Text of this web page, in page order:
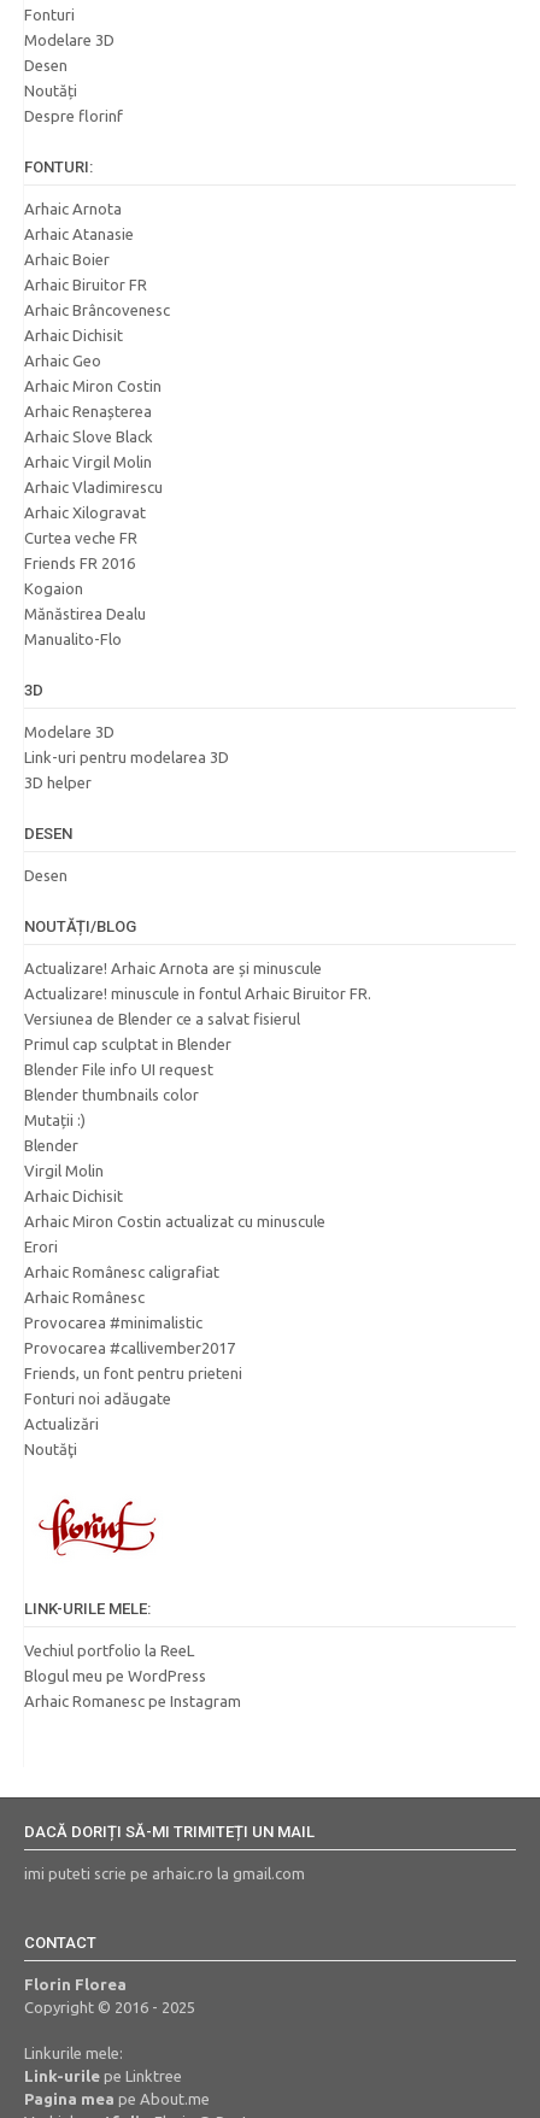
Fonturi
Modelare 3D
Desen
Noutăți
Despre florinf
FONTURI:
Arhaic Arnota
Arhaic Atanasie
Arhaic Boier
Arhaic Biruitor FR
Arhaic Brâncovenesc
Arhaic Dichisit
Arhaic Geo
Arhaic Miron Costin
Arhaic Renașterea
Arhaic Slove Black
Arhaic Virgil Molin
Arhaic Vladimirescu
Arhaic Xilogravat
Curtea veche FR
Friends FR 2016
Kogaion
Mănăstirea Dealu
Manualito-Flo
3D
Modelare 3D
Link-uri pentru modelarea 3D
3D helper
DESEN
Desen
NOUTĂȚI/BLOG
Actualizare! Arhaic Arnota are și minuscule
Actualizare! minuscule in fontul Arhaic Biruitor FR.
Versiunea de Blender ce a salvat fisierul
Primul cap sculptat in Blender
Blender File info UI request
Blender thumbnails color
Mutații :)
Blender
Virgil Molin
Arhaic Dichisit
Arhaic Miron Costin actualizat cu minuscule
Erori
Arhaic Românesc caligrafiat
Arhaic Românesc
Provocarea #minimalistic
Provocarea #callivember2017
Friends, un font pentru prieteni
Fonturi noi adăugate
Actualizări
Noutăţi
LINK-URILE MELE:
Vechiul portfolio la ReeL
Blogul meu pe WordPress
Arhaic Romanesc pe Instagram
DACĂ DORIȚI SĂ-MI TRIMITEȚI UN MAIL
imi puteti scrie pe arhaic.ro la gmail.com
CONTACT
Florin Florea
Copyright © 2016 - 2025
Linkurile mele:
Link-urile pe Linktree
Pagina mea pe About.me